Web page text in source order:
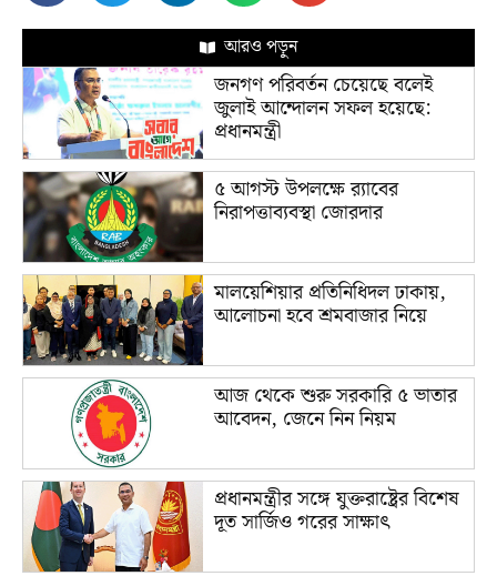
আরও পড়ুন
জনগণ পরিবর্তন চেয়েছে বলেই
জুলাই আন্দোলন সফল হয়েছে:
প্রধানমন্ত্রী
৫ আগস্ট উপলক্ষে র‌্যাবের
নিরাপত্তাব্যবস্থা জোরদার
মালয়েশিয়ার প্রতিনিধিদল ঢাকায়,
আলোচনা হবে শ্রমবাজার নিয়ে
আজ থেকে শুরু সরকারি ৫ ভাতার
আবেদন, জেনে নিন নিয়ম
প্রধানমন্ত্রীর সঙ্গে যুক্তরাষ্ট্রের বিশেষ
দূত সার্জিও গরের সাক্ষাৎ